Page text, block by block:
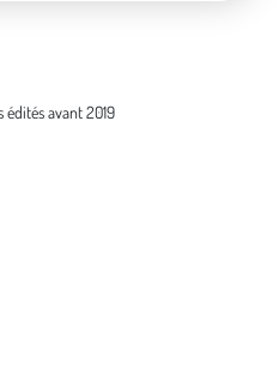
avant 2019